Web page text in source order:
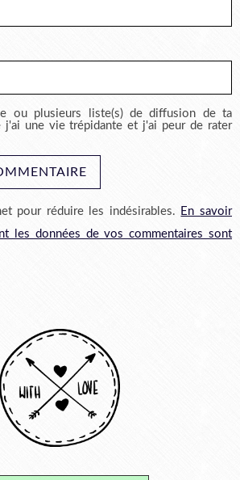
ou plusieurs liste(s) de diffusion de ta
j'ai une vie trépidante et j'ai peur de rater
pour réduire les indésirables. En savoir
les données de vos commentaires sont